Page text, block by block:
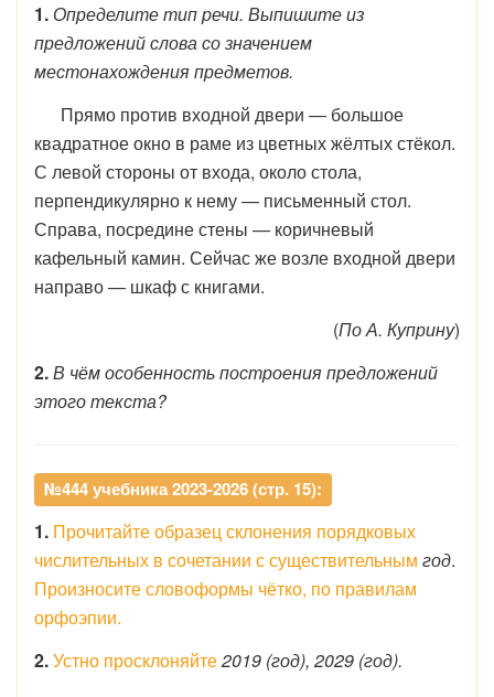
1. Определите тип речи. Выпишите из
предложений слова со значением
местонахождения предметов.
Прямо против входной двери — большое
квадратное окно в раме из цветных жёлтых стёкол.
С левой стороны от входа, около стола,
перпендикулярно к нему — письменный стол.
Справа, посредине стены — коричневый
кафельный камин. Сейчас же возле входной двери
направо — шкаф с книгами.
(По А. Куприну)
2.В чём особенность построения предложений
этого текста?
№444 учебника 2023-2026 (стр. 15):
1. Прочитайте образец склонения порядковых
числительных в сочетании с существительным год.
Произносите словоформы чётко, по правилам
орфоэпии.
2.Устно просклоняйте2019 (год), 2029 (год).